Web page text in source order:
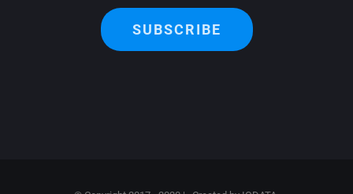
SUBSCRIBE